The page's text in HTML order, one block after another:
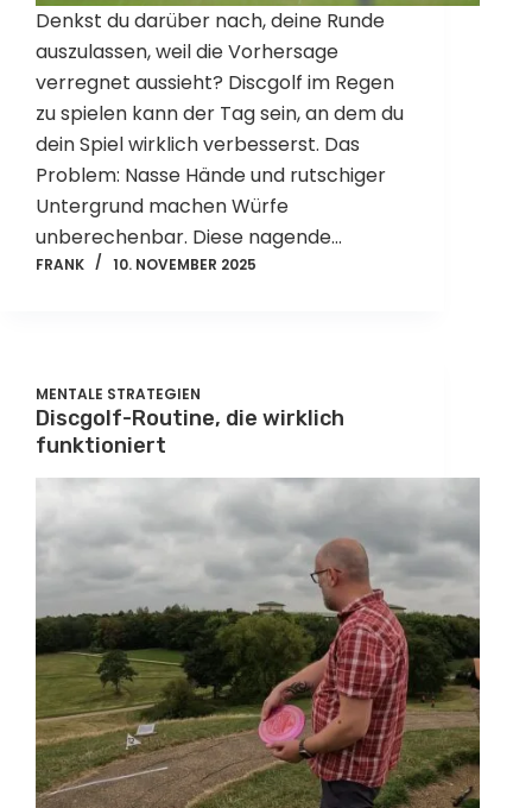
Denkst du darüber nach, deine Runde
auszulassen, weil die Vorhersage
verregnet aussieht? Discgolf im Regen
zu spielen kann der Tag sein, an dem du
dein Spiel wirklich verbesserst. Das
Problem: Nasse Hände und rutschiger
Untergrund machen Würfe
unberechenbar. Diese nagende…
FRANK 10. NOVEMBER 2025
MENTALE STRATEGIEN
Discgolf-Routine, die wirklich
funktioniert